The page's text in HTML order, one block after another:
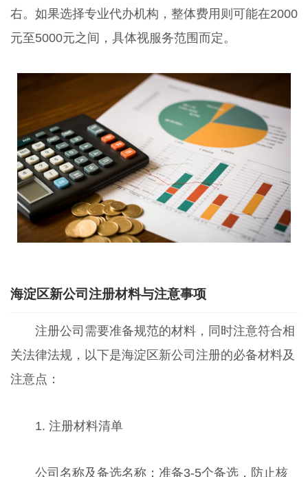
右。如果选择专业代办机构，整体费用则可能在2000
元至5000元之间，具体视服务范围而定。
海淀区新公司注册材料与注意事项
注册公司需要准备规范的材料，同时注意符合相
关法律法规，以下是海淀区新公司注册的必备材料及
注意点：
1. 注册材料清单
公司名称及备选名称：准备3-5个备选，防止核